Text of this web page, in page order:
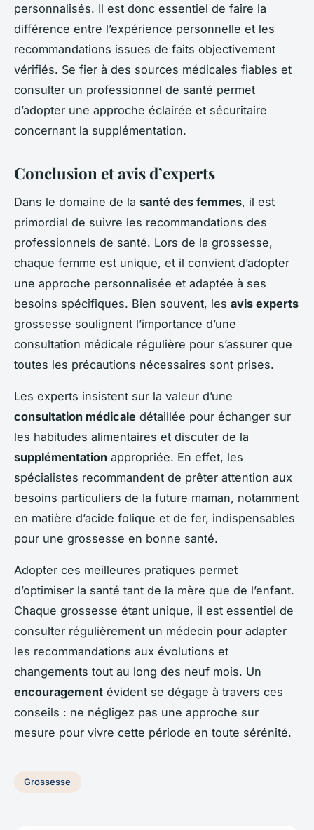
personnalisés. Il est donc essentiel de faire la
différence entre l’expérience personnelle et les
recommandations issues de faits objectivement
vérifiés. Se fier à des sources médicales fiables et
consulter un professionnel de santé permet
d’adopter une approche éclairée et sécuritaire
concernant la supplémentation.
Conclusion et avis d’experts
Dans le domaine de la santé des femmes, il est
primordial de suivre les recommandations des
professionnels de santé. Lors de la grossesse,
chaque femme est unique, et il convient d’adopter
une approche personnalisée et adaptée à ses
besoins spécifiques. Bien souvent, les avis experts
grossesse soulignent l’importance d’une
consultation médicale régulière pour s’assurer que
toutes les précautions nécessaires sont prises.
Les experts insistent sur la valeur d’une
consultation médicale détaillée pour échanger sur
les habitudes alimentaires et discuter de la
supplémentation appropriée. En effet, les
spécialistes recommandent de prêter attention aux
besoins particuliers de la future maman, notamment
en matière d’acide folique et de fer, indispensables
pour une grossesse en bonne santé.
Adopter ces meilleures pratiques permet
d’optimiser la santé tant de la mère que de l’enfant.
Chaque grossesse étant unique, il est essentiel de
consulter régulièrement un médecin pour adapter
les recommandations aux évolutions et
changements tout au long des neuf mois. Un
encouragement évident se dégage à travers ces
conseils : ne négligez pas une approche sur
mesure pour vivre cette période en toute sérénité.
Grossesse